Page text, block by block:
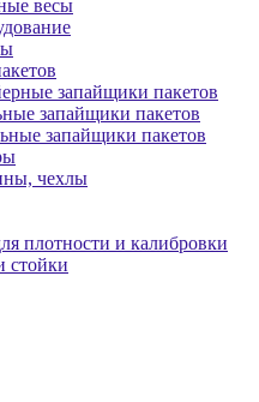
весы
запайщики пакетов
запайщики пакетов
запайщики пакетов
чехлы
плотности и калибровки
стойки